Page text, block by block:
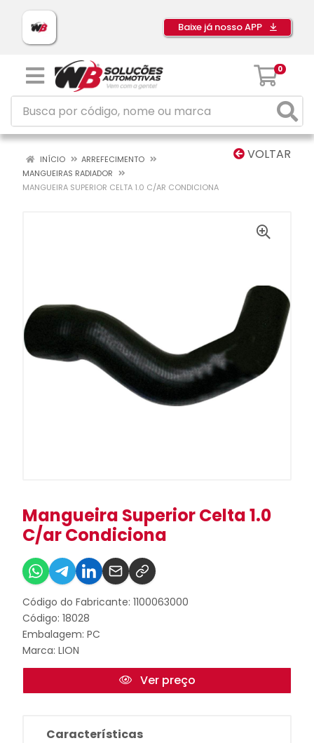
Baixe já nosso APP
0
VOLTAR
INÍCIO
ARREFECIMENTO
MANGUEIRAS RADIADOR
MANGUEIRA SUPERIOR CELTA 1.0 C/AR CONDICIONA
Mangueira Superior Celta 1.0
C/ar Condiciona
Código do Fabricante: 1100063000
Código: 18028
Embalagem: PC
Marca: LION
Ver preço
Características